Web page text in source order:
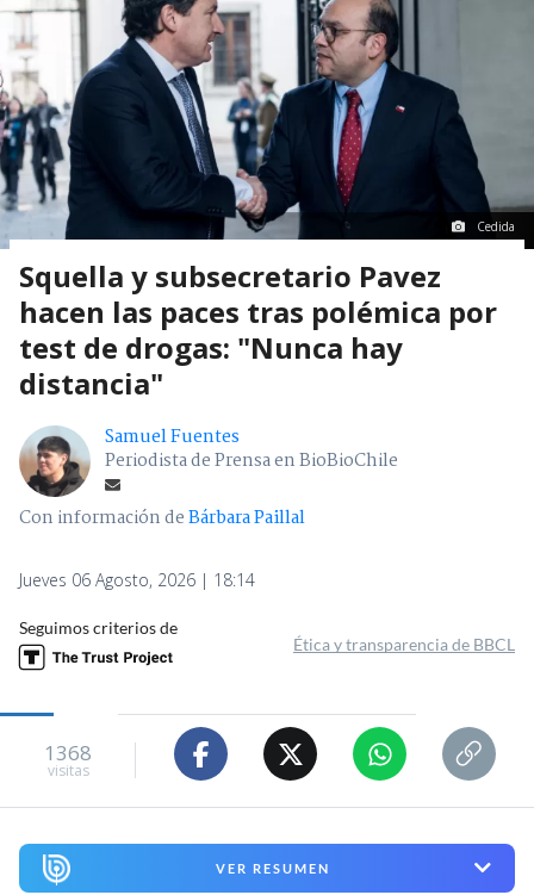
Cedida
Squella y subsecretario Pavez
hacen las paces tras polémica por
test de drogas: "Nunca hay
distancia"
Samuel Fuentes
Periodista de Prensa en BioBioChile
Con información deBárbara Paillal
Jueves 06 Agosto, 2026 | 18:14
Seguimos criterios de
Ética y transparencia de BBCL
1368
visitas
VER RESUMEN